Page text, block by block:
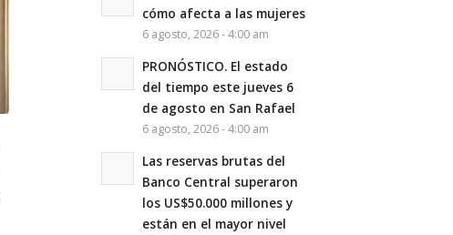
cómo afecta a las mujeres
6 agosto, 2026 - 4:00 am
PRONÓSTICO. El estado
del tiempo este jueves 6
de agosto en San Rafael
6 agosto, 2026 - 4:00 am
Las reservas brutas del
Banco Central superaron
los US$50.000 millones y
están en el mayor nivel